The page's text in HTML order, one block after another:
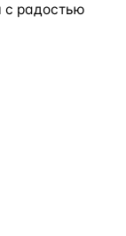
с радостью